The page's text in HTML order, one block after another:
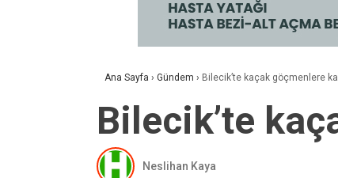
Ana Sayfa › Gündem › Bilecik’te kaçak göçmenlere
Bilecik’te
Neslihan Kaya